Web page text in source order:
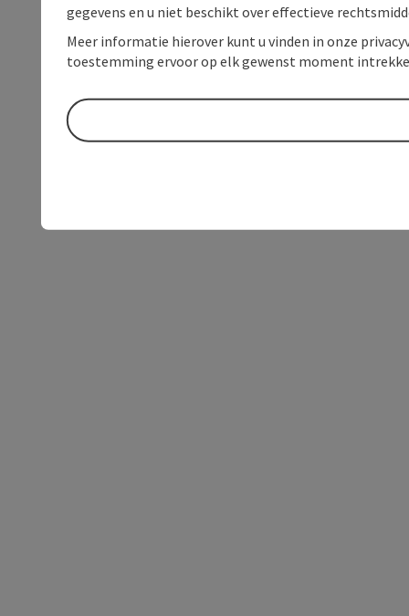
gegevens en u niet beschikt over effectieve
Meer informatie hierover kunt u vinden in onze
toestemming ervoor op elk gewenst moment